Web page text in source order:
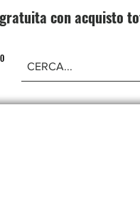
con acquisto